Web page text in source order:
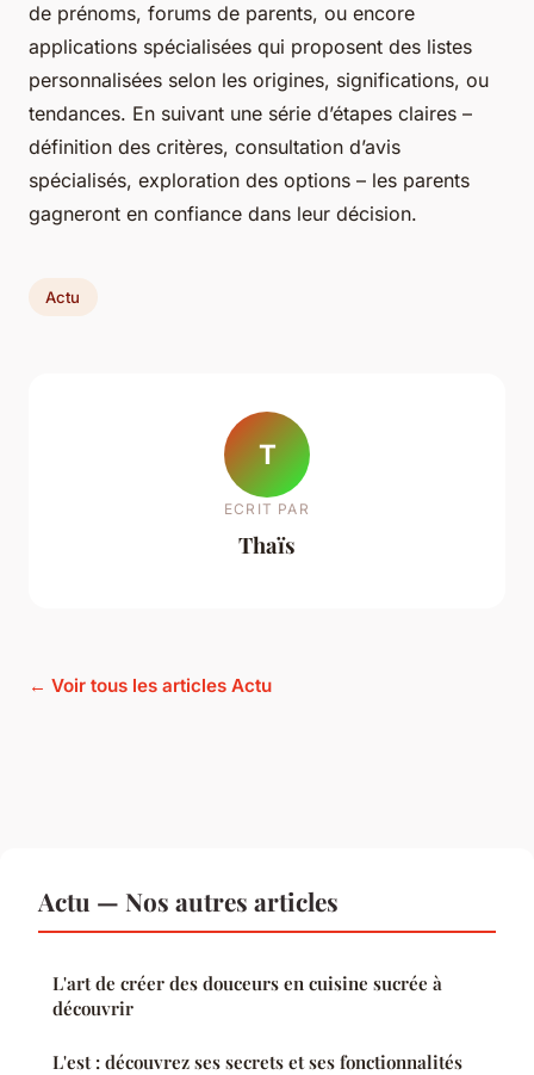
de prénoms, forums de parents, ou encore
applications spécialisées qui proposent des listes
personnalisées selon les origines, significations, ou
tendances. En suivant une série d’étapes claires –
définition des critères, consultation d’avis
spécialisés, exploration des options – les parents
gagneront en confiance dans leur décision.
Actu
T
ECRIT PAR
Thaïs
← Voir tous les articles Actu
Actu — Nos autres articles
L'art de créer des douceurs en cuisine sucrée à
découvrir
L'est : découvrez ses secrets et ses fonctionnalités